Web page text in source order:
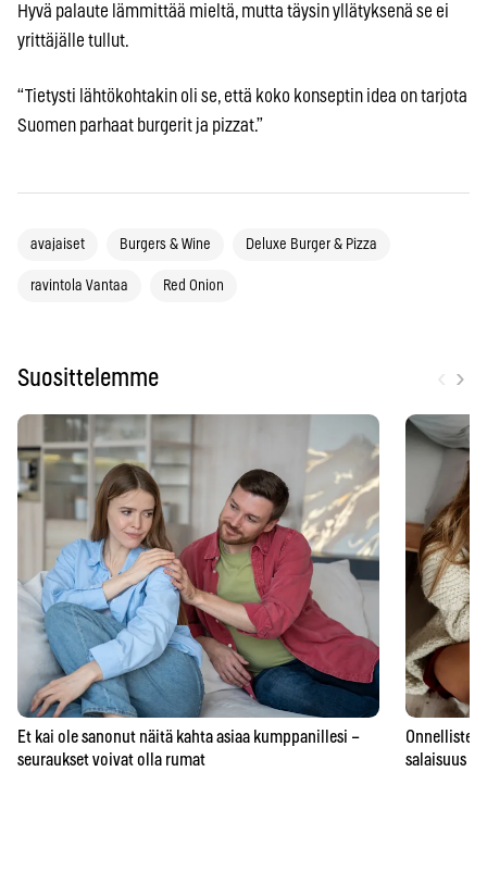
Hyvä palaute lämmittää mieltä, mutta täysin yllätyksenä se ei
yrittäjälle tullut.
“Tietysti lähtökohtakin oli se, että koko konseptin idea on tarjota
Suomen parhaat burgerit ja pizzat.”
avajaiset Burgers & Wine Deluxe Burger & Pizza
ravintola Vantaa Red Onion
Suosittelemme ›
Et kai ole sanonut näitä kahta asiaa kumppanillesi –
seuraukset voivat olla rumat
Onnellisten
salaisuus –